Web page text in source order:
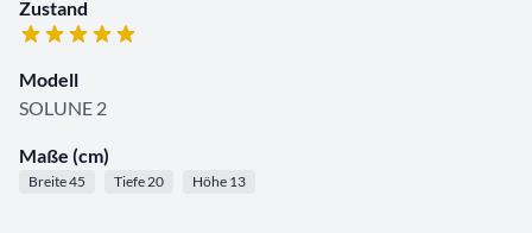
Zustand
Modell
SOLUNE 2
Maße (cm)
Breite 45 Tiefe 20 Höhe 13